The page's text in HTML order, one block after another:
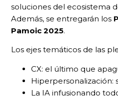
soluciones del ecosistema
Además, se entregarán los
Pamoic 2025.
Los ejes temáticos de las
CX: el último que
Hiperpersonalización:
La IA infusionando